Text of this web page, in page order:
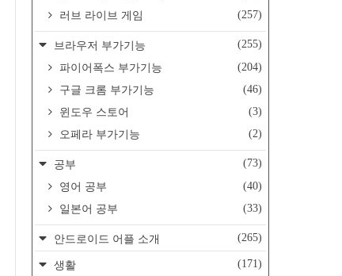
러브 라이브 게임
(257)
브라우저 부가기능
(255)
파이어폭스 부가기능
(204)
구글 크롬 부가기능
(46)
윈도우 스토어
(3)
오페라 부가기능
(2)
공부
(73)
영어 공부
(40)
일본어 공부
(33)
안드로이드 어플 소개 (265)
생활
(171)